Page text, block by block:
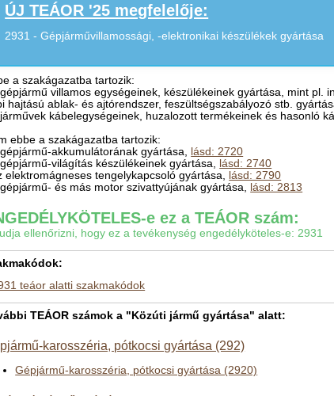
ÚJ TEÁOR '25 megfelelője:
2931 - Gépjárművillamossági, -elektronikai készülékek gyártása
a szakágazatba tartozik:
villamos egységeinek, készülékeinek gyártása, mint pl.
hajtású ablak- és ajtórendszer, feszültségszabályozó stb.
kábelegységeinek, huzalozott termékeinek és hasonló
ebbe a szakágazatba tartozik:
akkumulátorának gyártása, lásd: 2720
világítás készülékeinek gyártása, lásd: 2740
elektromágneses tengelykapcsoló gyártása, lásd: 2790
és más motor szivattyújának gyártása, lásd: 2813
e ez a TEÁOR szám:
ellenőrizni, hogy ez a tevékenység engedélyköteles-e: 2931
teáor alatti szakmakódok
TEÁOR számok a "Közúti jármű gyártása" alatt:
karosszéria, pótkocsi gyártása (292)
Gépjármű-karosszéria, pótkocsi gyártása (2920)